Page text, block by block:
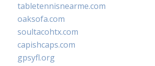
tabletennisnearme.com
oaksofa.com
soultacohtx.com
capishcaps.com
gpsyfl.org